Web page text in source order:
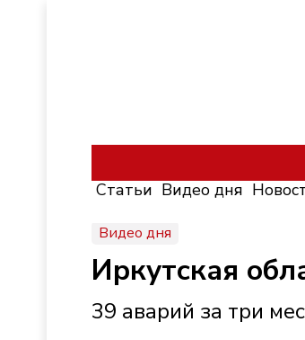
Статьи Видео дня
Видео дня
Иркутская
39 аварий за три